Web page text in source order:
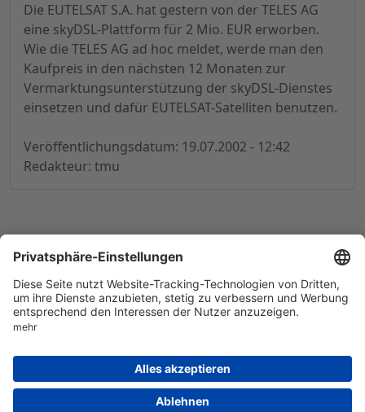
Die EUTELSAT S.A. hat gestern von der TELES AG
eine skyDSL-Plattform für 2 Mio. EUR erworben.
Wie die TELES AG ad hoc meldet, werde man den
Kaufpreis in den nächsten 12 Monaten zur
Vermarktungsunterstützung der skyDSL-Dienstes
einsetzen und dafür EUTELSAT-Satelliten benutzen.
Veröffentlichungsdatum: 19.07.2002 - 12:42
Redakteur: tmu
© 1998-2026by GSC Research GmbH
Datenschutz